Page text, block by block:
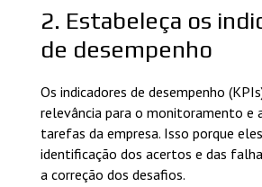
2. Estabeleça os
de desempenho
Os indicadores de desempenho
relevância para o monitoramento e
tarefas da empresa. Isso porque
identificação dos acertos e das
a correção dos desafios.